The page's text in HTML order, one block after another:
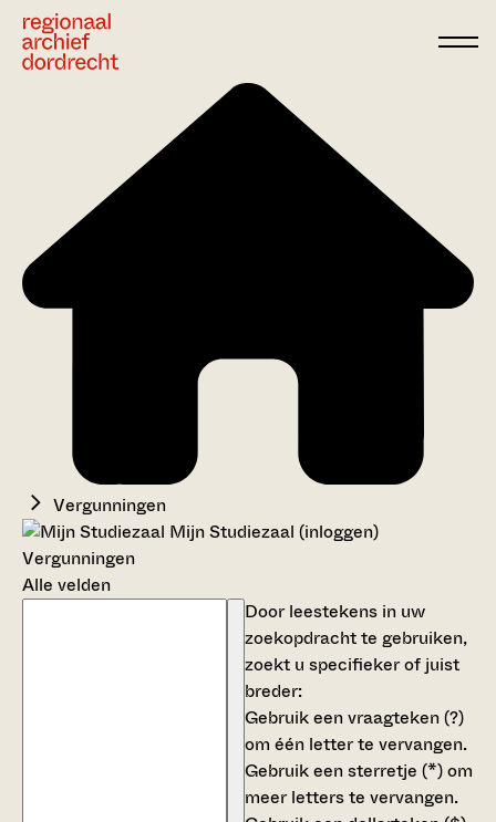
Vergunningen
Mijn Studiezaal (inloggen)
Vergunningen
Alle velden
Door leestekens in uw
zoekopdracht te gebruiken,
zoekt u specifieker of juist
breder:
Gebruik eenvraagteken (?)
om één letter te vervangen.
Gebruik eensterretje (*)om
meer letters te vervangen.